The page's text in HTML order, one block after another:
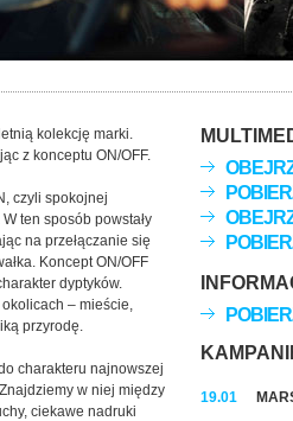
kolekcję marki.
z konceptu ON/OFF.
czyli spokojnej
ten sposób powstały
na przełączanie się
Koncept ON/OFF
dyptyków.
– mieście,
przyrodę.
charakteru najnowszej
w niej między
ciekawe nadruki
19.01